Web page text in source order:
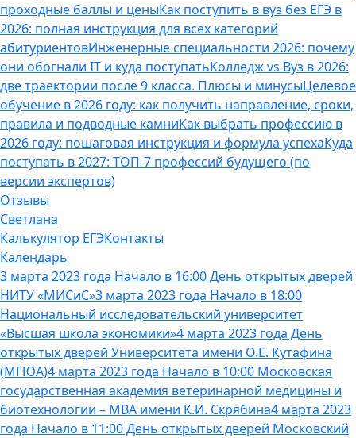
проходные баллы и ценыКак поступить в вуз без ЕГЭ в
2026: полная инструкция для всех категорий
абитуриентовИнженерные специальности 2026: почему
они обогнали IT и куда поступатьКолледж vs Вуз в 2026:
две траектории после 9 класса. Плюсы и минусыЦелевое
обучение в 2026 году: как получить направление, сроки,
правила и подводные камниКак выбрать профессию в
2026 году: пошаговая инструкция и формула успехаКуда
поступать в 2027: ТОП-7 профессий будущего (по
версии экспертов)
Отзывы
Светлана
Калькулятор ЕГЭКонтакты
Календарь
3 марта 2023 года Начало в 16:00 День открытых дверей
НИТУ «МИСиС»3 марта 2023 года Начало в 18:00
Национальный исследовательский университет
«Высшая школа экономики»4 марта 2023 года День
открытых дверей Университета имени О.Е. Кутафина
(МГЮА)4 марта 2023 года Начало в 10:00 Московская
государственная академия ветеринарной медицины и
биотехнологии – МВА имени К.И. Скрябина4 марта 2023
года Начало в 11:00 День открытых дверей Московский